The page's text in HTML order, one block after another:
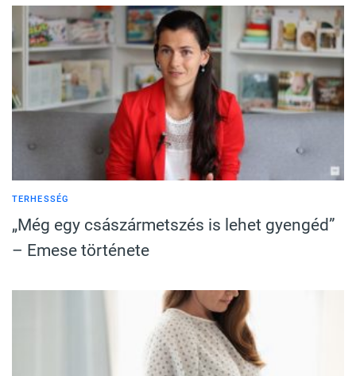
TERHESSÉG
„Még egy császármetszés is lehet gyengéd”
– Emese története